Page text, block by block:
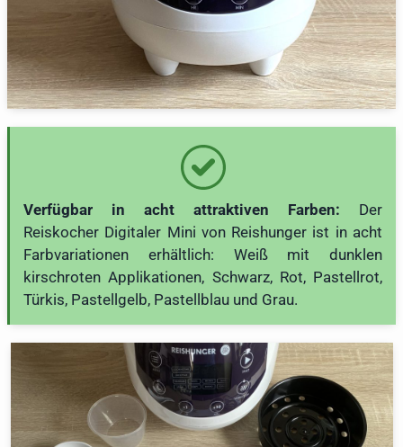
Verfügbar in acht attraktiven Farben: Der
Reiskocher Digitaler Mini von Reishunger ist in acht
Farbvariationen erhältlich: Weiß mit dunklen
kirschroten Applikationen, Schwarz, Rot, Pastellrot,
Türkis, Pastellgelb, Pastellblau und Grau.